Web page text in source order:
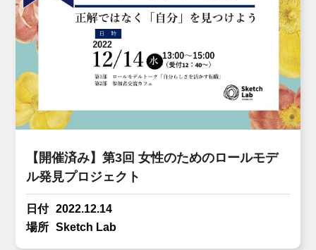
【開催済み】第3回 女性のためのロールモデ
ル発見プロジェクト
日付 2022.12.14
場所
Sketch Lab